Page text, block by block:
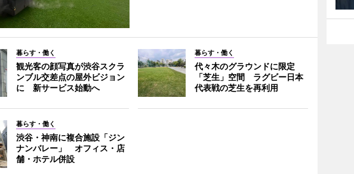
暮らす・働く
観光客の顔写真が渋谷スクラ
ンブル交差点の屋外ビジョン
に 新サービス始動へ
暮らす・働く
代々木のグラウンドに限定
「芝生」空間 ラグビー日本
代表戦の芝生を再利用
暮らす・働く
渋谷・神南に複合施設「ジン
ナンバレー」 オフィス・店
舗・ホテル併設